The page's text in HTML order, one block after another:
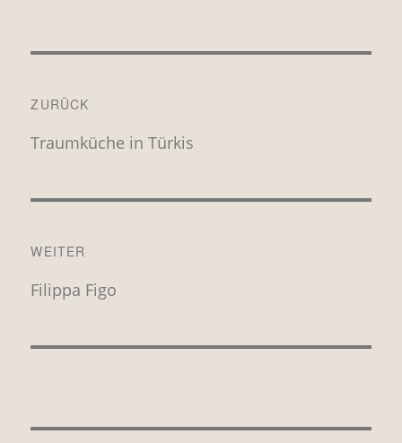
ZURÜCK
Vorheriger
Traumküche in Türkis
WEITER
Nächster
Filippa Figo